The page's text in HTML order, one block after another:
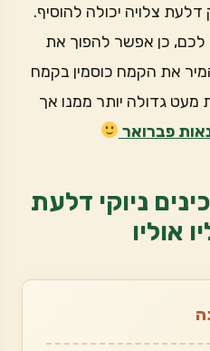
צלויה יכולה להוסיף.
כן אפשר להפוך את
את הקמח כוסמין בקמח
מעט גדולה יותר ממנו אך
פברואר
ניוקי דלעת
אוליו